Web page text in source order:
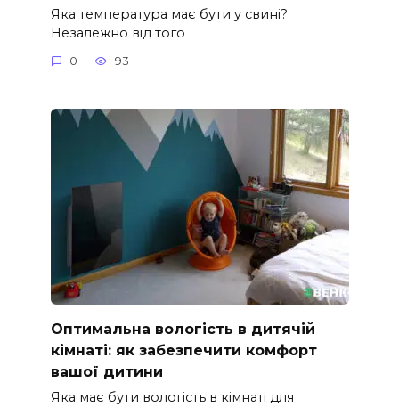
Яка температура має бути у свині?
Незалежно від того
0 93
Оптимальна вологість в дитячій
кімнаті: як забезпечити комфорт
вашої дитини
Яка має бути вологість в кімнаті для